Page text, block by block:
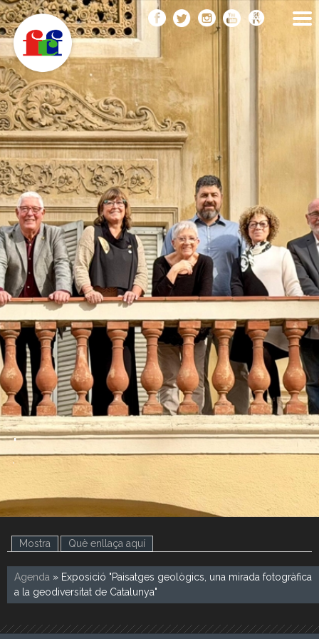
Vés
al
contingut
FEDERACIÓ CATALANA
DE FOTOGRAFIA
F
C
F
.
.
Mostra Què enllaça aquí
Agenda » Exposició "Paisatges geològics, una mirada fotogràfica
a la geodiversitat de Catalunya"